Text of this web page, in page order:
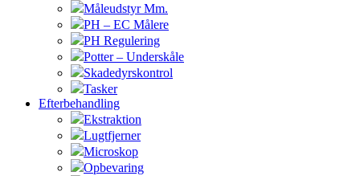
Måleudstyr Mm.
PH – EC Målere
PH Regulering
Potter – Underskåle
Skadedyrskontrol
Tasker
Efterbehandling
Ekstraktion
Lugtfjerner
Microskop
Opbevaring